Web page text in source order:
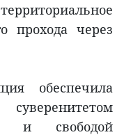
прохода через
обеспечила
и свободой